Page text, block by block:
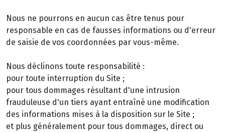
Nous ne pourrons en aucun cas être tenus pour
responsable en cas de fausses informations ou d'erreur
de saisie de vos coordonnées par vous-même.
Nous déclinons toute responsabilité :
pour toute interruption du Site ;
pour tous dommages résultant d'une intrusion
frauduleuse d'un tiers ayant entraîné une modification
des informations mises à la disposition sur le Site ;
et plus généralement pour tous dommages, direct ou